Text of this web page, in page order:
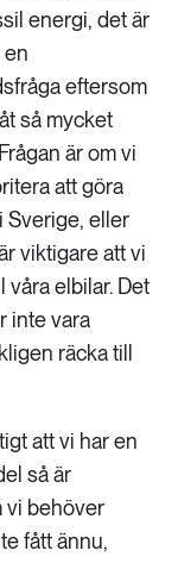
energi, det är
en
eftersom
så mycket
är om vi
att göra
Sverige, eller
viktigare att vi
våra elbilar. Det
inte vara
räcka till
att vi har en
så är
vi behöver
fått ännu,